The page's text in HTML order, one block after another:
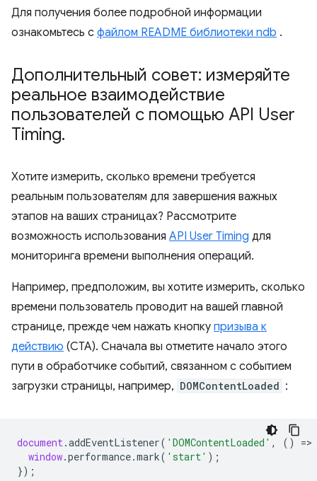
Для получения более подробной информации
ознакомьтесь с файлом README библиотеки ndb .
Дополнительный совет: измеряйте
реальное взаимодействие
пользователей с помощью API User
Timing.
Хотите измерить, сколько времени требуется
реальным пользователям для завершения важных
этапов на ваших страницах? Рассмотрите
возможность использования API User Timing для
мониторинга времени выполнения операций.
Например, предположим, вы хотите измерить, сколько
времени пользователь проводит на вашей главной
странице, прежде чем нажать кнопку призыва к
действию (CTA). Сначала вы отметите начало этого
пути в обработчике событий, связанном с событием
загрузки страницы, например, DOMContentLoaded :
document.addEventListener( 'DOMContentLoaded' , () =>
window.performance.mark( 'start' );
});